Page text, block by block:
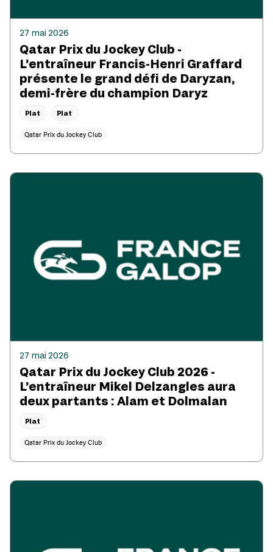
27 mai 2026
Qatar Prix du Jockey Club -
L’entraîneur Francis-Henri Graffard
présente le grand défi de Daryzan,
demi-frère du champion Daryz
Plat Plat
Qatar Prix du Jockey Club
27 mai 2026
Qatar Prix du Jockey Club 2026 -
L’entraîneur Mikel Delzangles aura
deux partants : Alam et Dolmalan
Plat
Qatar Prix du Jockey Club